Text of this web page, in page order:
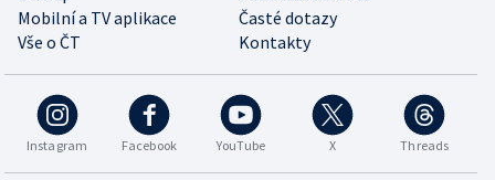
Mobilní a TV aplikace
Časté dotazy
Vše o ČT
Kontakty
Instagram Facebook YouTube X Threads